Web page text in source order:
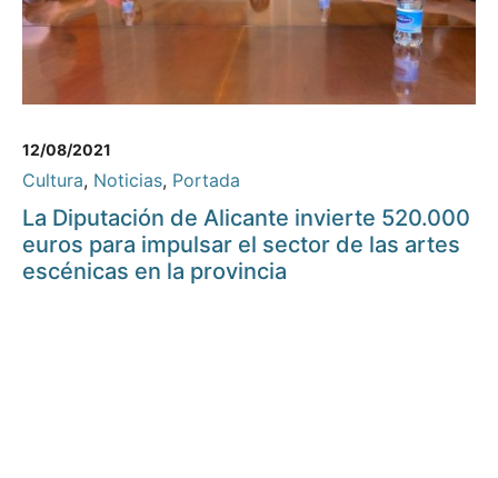
12/08/2021
Cultura, Noticias, Portada
La Diputación de Alicante invierte 520.000
euros para impulsar el sector de las artes
escénicas en la provincia